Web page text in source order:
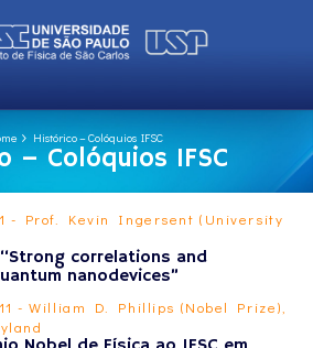
Histórico – Colóquios IFSC
– Colóquios IFSC
- Prof. Kevin Ingersent (University
correlations and
nanodevices”
- William D. Phillips (Nobel Prize),